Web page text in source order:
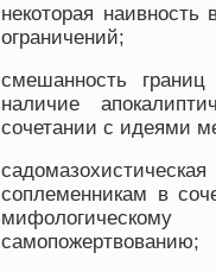
некоторая
ограничений;
смешанность
наличие
сочетании с идеями
соплеменникам в
самопожертвованию;